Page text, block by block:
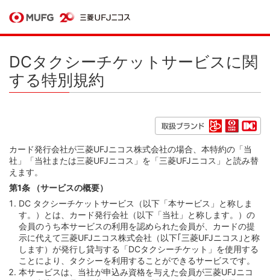
DCタクシーチケットサービスに関
する特別規約
カード発行会社が三菱UFJニコス株式会社の場合、本特約の「当
社」「当社または三菱UFJニコス」を「三菱UFJニコス」と読み替
えます。
第1条 （サービスの概要）
DC タクシーチケットサービス（以下「本サービス」と称しま
す。）とは、カード発行会社（以下「当社」と称します。）の
会員のうち本サービスの利用を認められた会員が、カードの提
示に代えて三菱UFJニコス株式会社（以下｢三菱UFJニコス｣と称
します）が発行し貸与する「DCタクシーチケット」を使用する
ことにより、タクシーを利用することができるサービスです。
本サービスは、当社が申込み資格を与えた会員が三菱UFJニコ